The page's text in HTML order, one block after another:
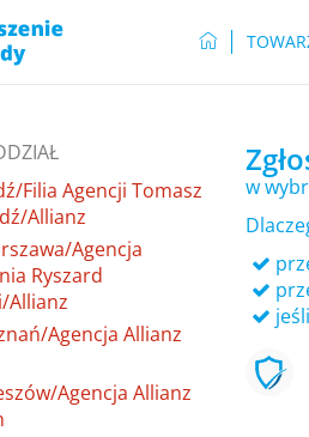
Filia Agencji Tomasz
Allianz
Agencja
Ryszard
Allianz
Agencja Allianz
Agencja Allianz
w